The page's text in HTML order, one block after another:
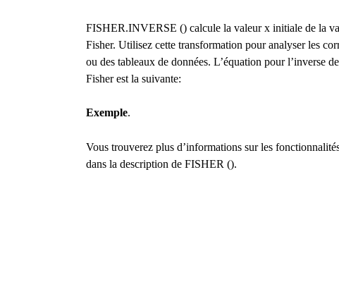
FISHER.INVERSE () calcule la valeur x initiale de la
Fisher. Utilisez cette transformation pour analyser les
ou des tableaux de données. L’équation pour l’inverse
Fisher est la suivante:
Exemple.
Vous trouverez plus d’informations sur les
dans la description de FISHER ().